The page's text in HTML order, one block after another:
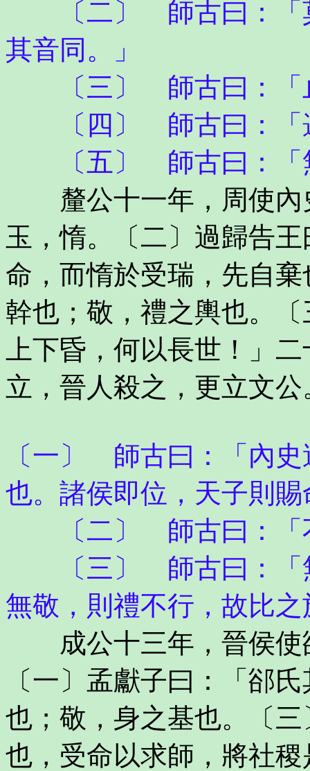
〔二〕 師古曰：「莫
其音同。」
〔三〕 師古曰：「
〔四〕 師古曰：「
〔五〕 師古曰：「
釐公十一年，周使內
玉，惰。〔二〕過歸告
命，而惰於受瑞，先自
幹也；敬，禮之輿也。
上下昏，何以長世！」
立，晉人殺之，更立文公
〔一〕 師古曰：「內
也。諸侯即位，天子則
〔二〕 師古曰：「
〔三〕 師古曰：「無
無敬，則禮不行，故比
成公十三年，晉侯使
〔一〕孟獻子曰：「郤
也；敬，身之基也。〔
也，受命以求師，將社